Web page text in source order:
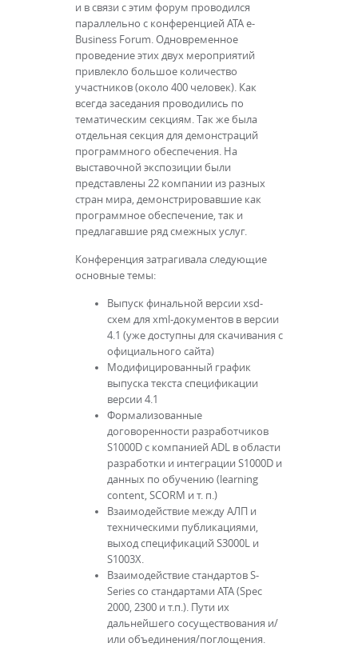
и в связи с этим форум проводился
параллельно с конференцией ATA e-
Business Forum. Одновременное
проведение этих двух мероприятий
привлекло большое количество
участников (около 400 человек). Как
всегда заседания проводились по
тематическим секциям. Так же была
отдельная секция для демонстраций
программного обеспечения. На
выставочной экспозиции были
представлены 22 компании из разных
стран мира, демонстрировавшие как
программное обеспечение, так и
предлагавшие ряд смежных услуг.
Конференция затрагивала следующие
основные темы:
Выпуск финальной версии xsd-
схем для xml-документов в версии
4.1 (уже доступны для скачивания с
официального сайта)
Модифицированный график
выпуска текста спецификации
версии 4.1
Формализованные
договоренности разработчиков
S1000D с компанией ADL в области
разработки и интеграции S1000D и
данных по обучению (learning
content, SCORM и т. п.)
Взаимодействие между АЛП и
техническими публикациями,
выход спецификаций S3000L и
S1003X.
Взаимодействие стандартов S-
Series со стандартами ATA (Spec
2000, 2300 и т.п.). Пути их
дальнейшего сосуществования и/
или объединения/поглощения.